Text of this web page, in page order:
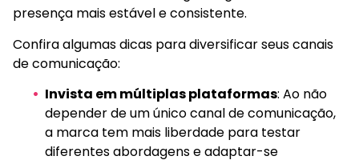
presença mais estável e consistente.
Confira algumas dicas para diversificar seus canais
de comunicação:
Invista em múltiplas plataformas: Ao não
depender de um único canal de comunicação,
a marca tem mais liberdade para testar
diferentes abordagens e adaptar-se